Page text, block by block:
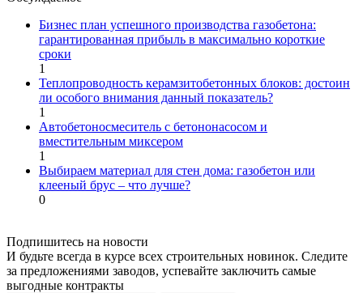
Бизнес план успешного производства газобетона:
гарантированная прибыль в максимально короткие
сроки
1
Теплопроводность керамзитобетонных блоков: достоин
ли особого внимания данный показатель?
1
Автобетоносмеситель с бетононасосом и
вместительным миксером
1
Выбираем материал для стен дома: газобетон или
клееный брус – что лучше?
0
Подпишитесь на новости
И будьте всегда в курсе всех строительных новинок. Следите
за предложениями заводов, успевайте заключить самые
выгодные контракты